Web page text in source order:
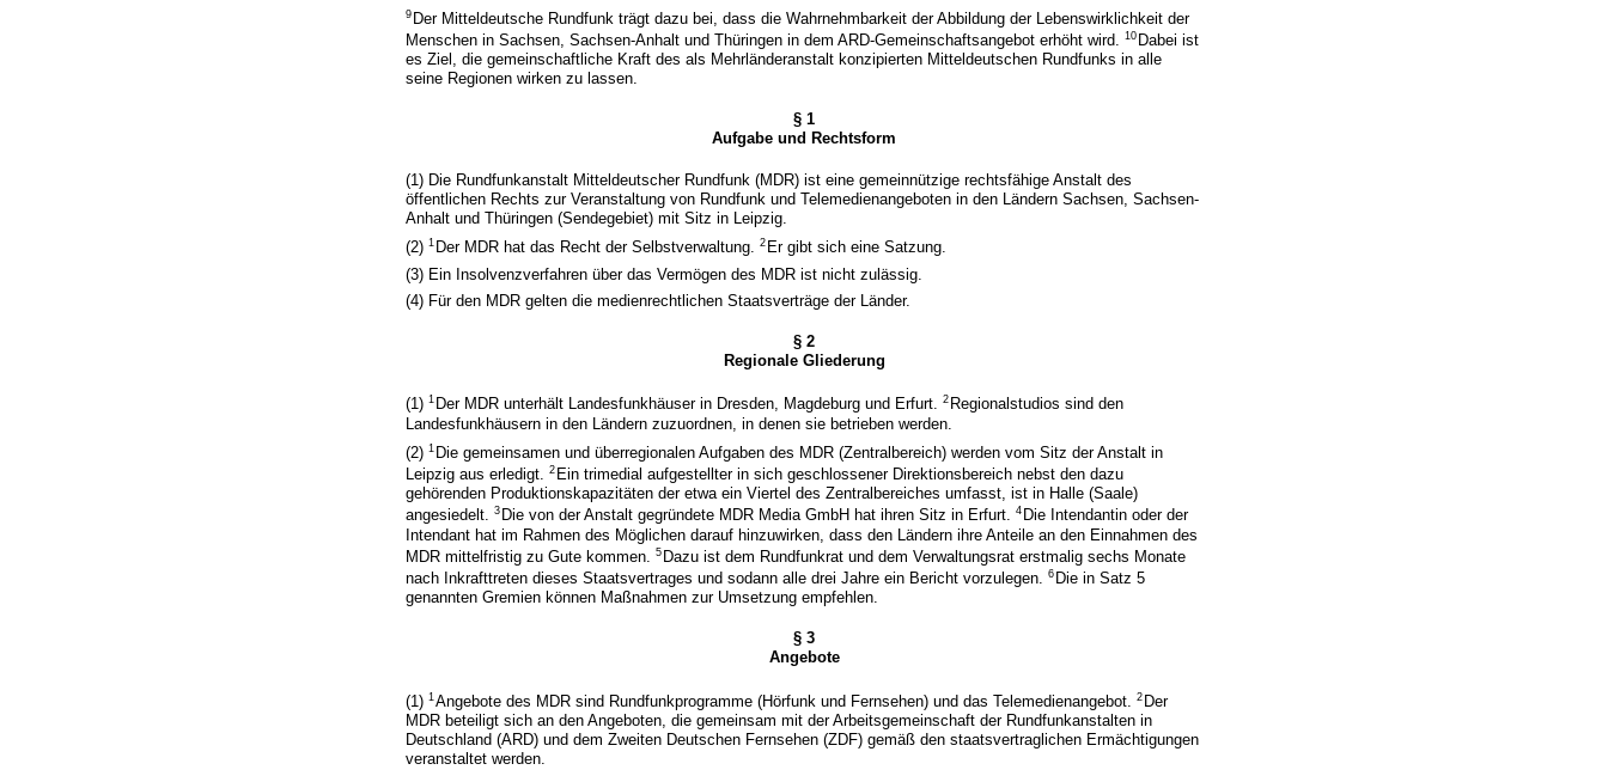
9 Der Mitteldeutsche Rundfunk trägt dazu bei, dass die Wahrnehmbarkeit der Abbildung der Lebenswirklichkeit der
Menschen in Sachsen, Sachsen-Anhalt und Thüringen in dem ARD-Gemeinschaftsangebot erhöht wird.10 Dabei ist
es Ziel, die gemeinschaftliche Kraft des als Mehrländeranstalt konzipierten Mitteldeutschen Rundfunks in alle
seine Regionen wirken zu lassen.
§ 1
Aufgabe und Rechtsform
(1) Die Rundfunkanstalt Mitteldeutscher Rundfunk (MDR) ist eine gemeinnützige rechtsfähige Anstalt des
öffentlichen Rechts zur Veranstaltung von Rundfunk und Telemedienangeboten in den Ländern Sachsen, Sachsen-
Anhalt und Thüringen (Sendegebiet) mit Sitz in Leipzig.
(2)1 Der MDR hat das Recht der Selbstverwaltung.2 Er gibt sich eine Satzung.
(3) Ein Insolvenzverfahren über das Vermögen des MDR ist nicht zulässig.
(4) Für den MDR gelten die medienrechtlichen Staatsverträge der Länder.
§ 2
Regionale Gliederung
(1)1 Der MDR unterhält Landesfunkhäuser in Dresden, Magdeburg und Erfurt.2 Regionalstudios sind den
Landesfunkhäusern in den Ländern zuzuordnen, in denen sie betrieben werden.
(2)1 Die gemeinsamen und überregionalen Aufgaben des MDR (Zentralbereich) werden vom Sitz der Anstalt in
Leipzig aus erledigt.2 Ein trimedial aufgestellter in sich geschlossener Direktionsbereich nebst den dazu
gehörenden Produktionskapazitäten der etwa ein Viertel des Zentralbereiches umfasst, ist in Halle (Saale)
angesiedelt.3 Die von der Anstalt gegründete MDR Media GmbH hat ihren Sitz in Erfurt.4 Die Intendantin oder der
Intendant hat im Rahmen des Möglichen darauf hinzuwirken, dass den Ländern ihre Anteile an den Einnahmen des
MDR mittelfristig zu Gute kommen.5 Dazu ist dem Rundfunkrat und dem Verwaltungsrat erstmalig sechs Monate
nach Inkrafttreten dieses Staatsvertrages und sodann alle drei Jahre ein Bericht vorzulegen.6 Die in Satz 5
genannten Gremien können Maßnahmen zur Umsetzung empfehlen.
§ 3
Angebote
(1)1 Angebote des MDR sind Rundfunkprogramme (Hörfunk und Fernsehen) und das Telemedienangebot.2 Der
MDR beteiligt sich an den Angeboten, die gemeinsam mit der Arbeitsgemeinschaft der Rundfunkanstalten in
Deutschland (ARD) und dem Zweiten Deutschen Fernsehen (ZDF) gemäß den staatsvertraglichen Ermächtigungen
veranstaltet werden.